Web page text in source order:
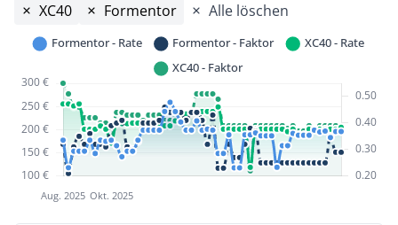
XC40
Formentor Alle löschen